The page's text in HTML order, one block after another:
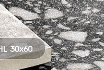
30x60